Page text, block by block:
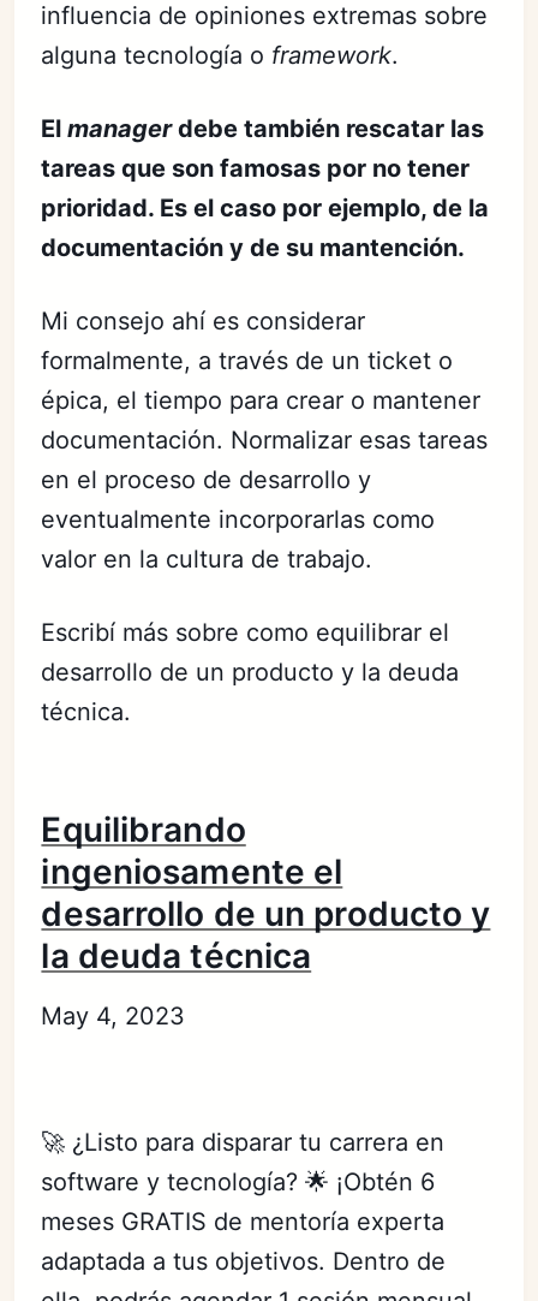
influencia de opiniones extremas sobre
alguna tecnología o framework.
Elmanagerdebe también rescatar las
tareas que son famosas por no tener
prioridad. Es el caso por ejemplo, de la
documentación y de su mantención.
Mi consejo ahí es considerar
formalmente, a través de un ticket o
épica, el tiempo para crear o mantener
documentación. Normalizar esas tareas
en el proceso de desarrollo y
eventualmente incorporarlas como
valor en la cultura de trabajo.
Escribí más sobre como equilibrar el
desarrollo de un producto y la deuda
técnica.
Equilibrando
ingeniosamente el
desarrollo de un producto y
la deuda técnica
May 4, 2023
🚀 ¿Listo para disparar tu carrera en
software y tecnología? 🌟 ¡Obtén 6
meses GRATIS de mentoría experta
adaptada a tus objetivos. Dentro de